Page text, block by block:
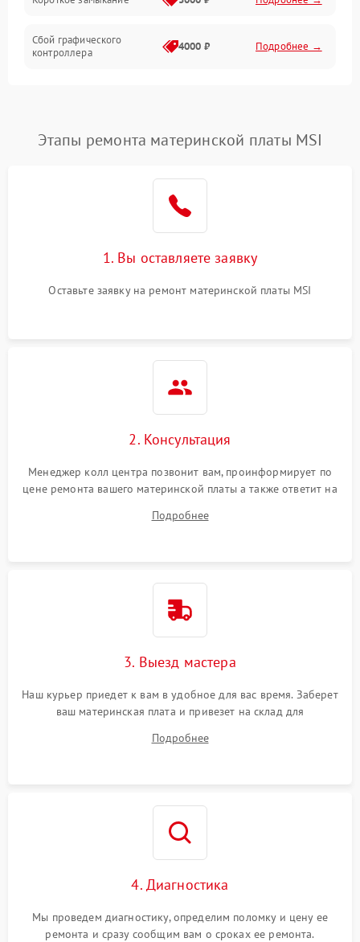
Сбой графического
контроллера
4000 ₽ Подробнее →
Этапы ремонта материнской платы MSI
1. Вы оставляете заявку
Оставьте заявку на ремонт материнской платы MSI
2. Консультация
Менеджер колл центра позвонит вам, проинформирует по
цене ремонта вашего материнской платы а также ответит на
Подробнее
3. Выезд мастера
Наш курьер приедет к вам в удобное для вас время. Заберет
ваш материнская плата и привезет на склад для
Подробнее
4. Диагностика
Мы проведем диагностику, определим поломку и цену ее
ремонта и сразу сообщим вам о сроках ее ремонта.